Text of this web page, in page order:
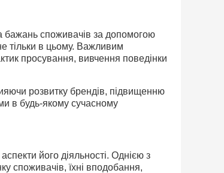
бажань споживачів за допомогою
тільки в цьому. Важливим
просування, вивчення поведінки
розвитку брендів, підвищенню
в будь-якому сучасному
його діяльності. Однією з
споживачів, їхні вподобання,